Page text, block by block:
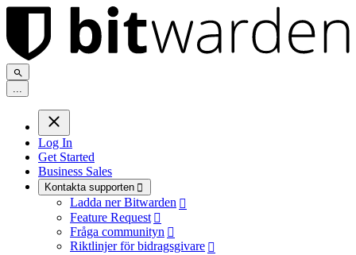
...
Log In
Get Started
Business Sales
Kontakta supporten 
Ladda ner Bitwarden 
Feature Request 
Fråga communityn 
Riktlinjer för bidragsgivare 